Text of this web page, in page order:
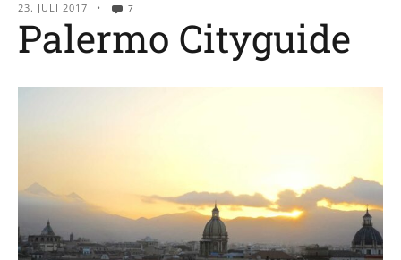
23. JULI 2017 • 7
Palermo Cityguide